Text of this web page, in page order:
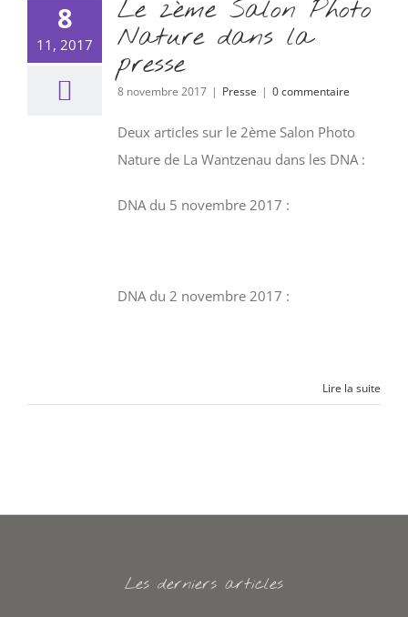
8
11, 2017
Le 2ème Salon Photo
Nature dans la
presse
8 novembre 2017 | Presse | 0 commentaire
Deux articles sur le 2ème Salon Photo
Nature de La Wantzenau dans les DNA :
DNA du 5 novembre 2017 :
DNA du 2 novembre 2017 :
Lire la suite
Les derniers articles